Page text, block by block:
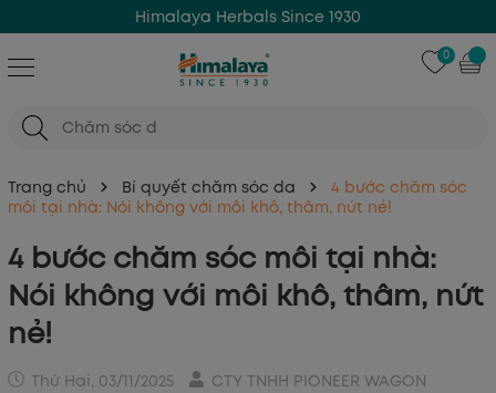
Himalaya Herbals Since 1930
0
Trang chủ Bí quyết chăm sóc da
4 bước chăm sóc
môi tại nhà: Nói không với môi khô, thâm, nứt nẻ!
4 bước chăm sóc môi tại nhà:
Nói không với môi khô, thâm, nứt
nẻ!
Thứ Hai, 03/11/2025
CTY TNHH PIONEER WAGON